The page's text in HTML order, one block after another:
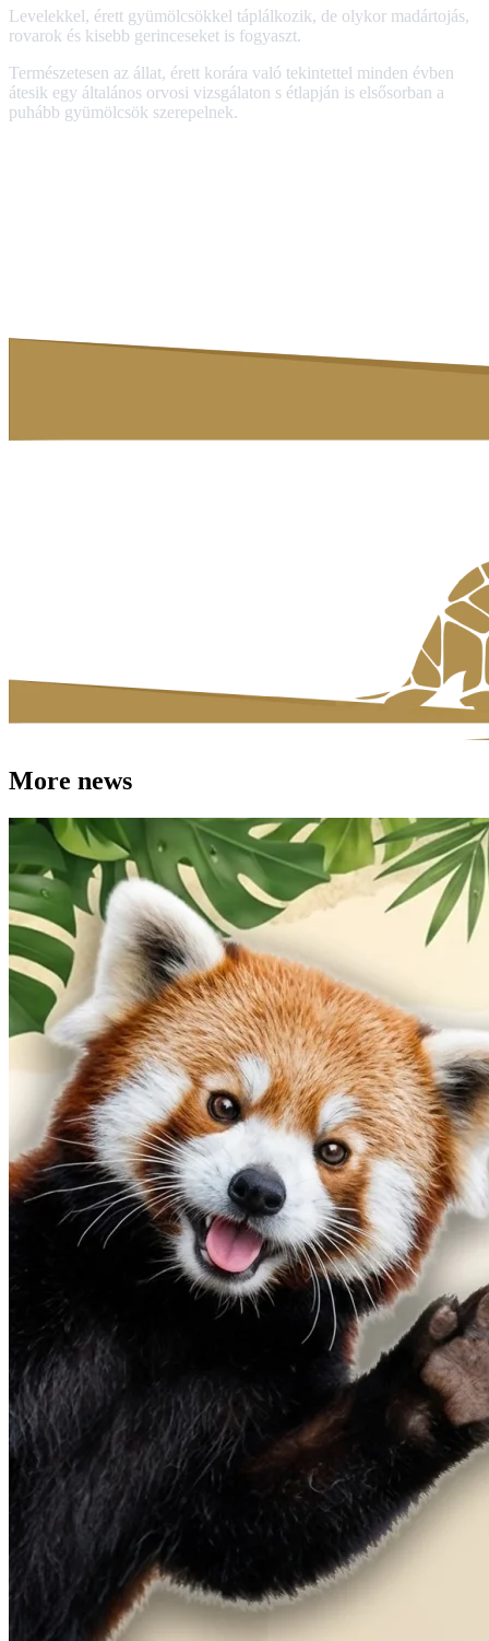
Levelekkel, érett gyümölcsökkel táplálkozik, de olykor madártojás,
rovarok és kisebb gerinceseket is fogyaszt.
Természetesen az állat, érett korára való tekintettel minden évben
átesik egy általános orvosi vizsgálaton s étlapján is elsősorban a
puhább gyümölcsök szerepelnek.
More news